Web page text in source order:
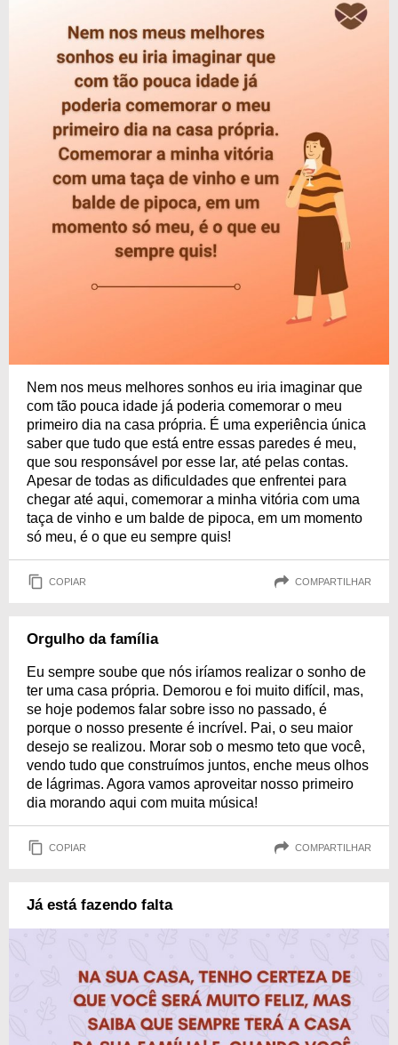
Nem nos meus melhores sonhos eu iria imaginar que
com tão pouca idade já poderia comemorar o meu
primeiro dia na casa própria. É uma experiência única
saber que tudo que está entre essas paredes é meu,
que sou responsável por esse lar, até pelas contas.
Apesar de todas as dificuldades que enfrentei para
chegar até aqui, comemorar a minha vitória com uma
taça de vinho e um balde de pipoca, em um momento
só meu, é o que eu sempre quis!
COPIAR COMPARTILHAR
Orgulho da família
Eu sempre soube que nós iríamos realizar o sonho de
ter uma casa própria. Demorou e foi muito difícil, mas,
se hoje podemos falar sobre isso no passado, é
porque o nosso presente é incrível. Pai, o seu maior
desejo se realizou. Morar sob o mesmo teto que você,
vendo tudo que construímos juntos, enche meus olhos
de lágrimas. Agora vamos aproveitar nosso primeiro
dia morando aqui com muita música!
COPIAR COMPARTILHAR
Já está fazendo falta